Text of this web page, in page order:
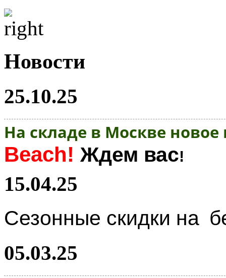
Новости
25.10.25
На складе в Москве
Beach! Ждем вас!
15.04.25
Сезонные скидки на
05.03.25